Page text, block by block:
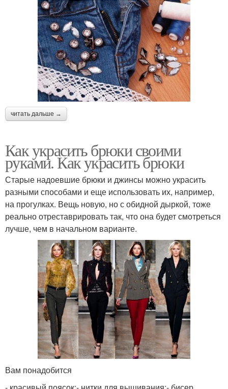
читать дальше →
Как украсить брюки своими
руками. Как украсить брюки
Старые надоевшие брюки и джинсы можно украсить
разными способами и еще использовать их, например,
на прогулках. Вещь новую, но с обидной дыркой, тоже
реально отреставрировать так, что она будет смотреться
лучше, чем в начальном варианте.
Вам понадобится